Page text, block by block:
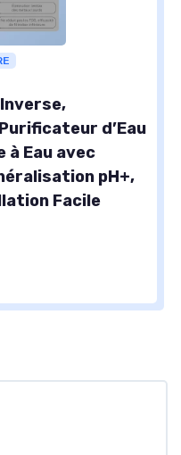
d’Eau
à Eau avec
pH+,
Facile